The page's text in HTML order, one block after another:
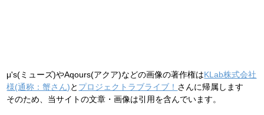
μ's(ミューズ)やAqours(アクア)などの画像の著作権はKLab株式会社
様(通称：蟹さん)と プロジェクトラブライブ！ さんに帰属します
そのため、当サイトの文章・画像は引用を含んでいます。